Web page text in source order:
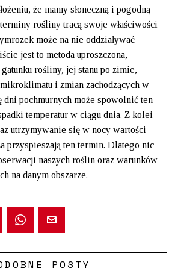
że mamy słoneczną i pogodną
rośliny tracą swoje właściwości
może na nie oddziaływać
jest to metoda uproszczona,
rośliny, jej stanu po zimie,
i zmian zachodzących w
pochmurnych może spowolnić ten
temperatur w ciągu dnia. Z kolei
utrzymywanie się w nocy wartości
przyspieszają ten termin. Dlatego nic
naszych roślin oraz warunków
na danym obszarze.
POSTY